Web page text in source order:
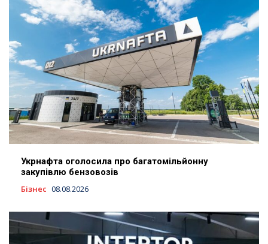
Укрнафта оголосила про багатомільйонну
закупівлю бензовозів
Бізнес 08.08.2026